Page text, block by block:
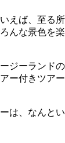
えば、至る
んな景色を
ジーランド
ー付きツア
は、なんと